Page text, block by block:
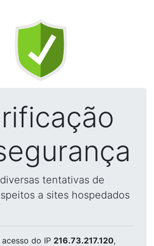
tentativas de
a sites hospedados
do IP 216.73.217.120,